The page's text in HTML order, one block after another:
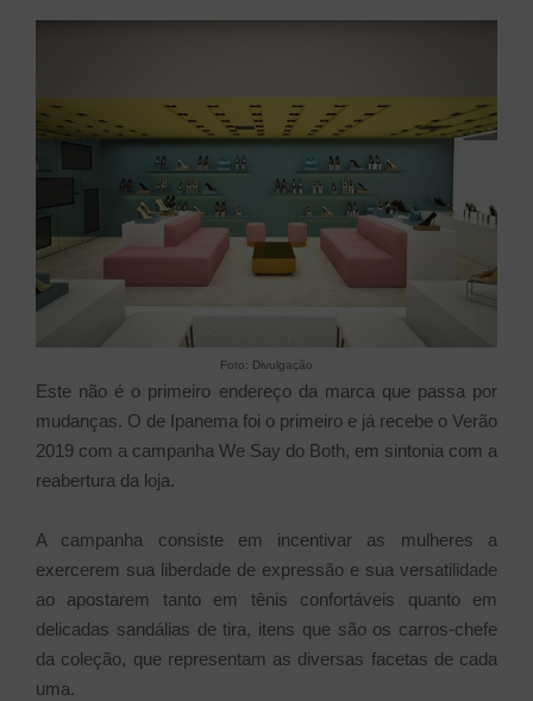
Foto: Divulgação
Este não é o primeiro endereço da marca que passa por
mudanças. O de Ipanema foi o primeiro e já recebe o Verão
2019 com a campanha We Say do Both, em sintonia com a
reabertura da loja.
A campanha consiste em incentivar as mulheres a
exercerem sua liberdade de expressão e sua versatilidade
ao apostarem tanto em tênis confortáveis quanto em
delicadas sandálias de tira, itens que são os carros-chefe
da coleção, que representam as diversas facetas de cada
uma.